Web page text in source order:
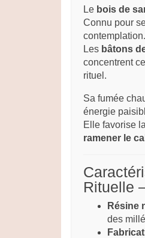
Le bois de
Connu pour
contemplation.
Les bâtons
concentrent
rituel.
Sa fumée
énergie
Elle favorise
ramener le
Rituelle
Résine
des